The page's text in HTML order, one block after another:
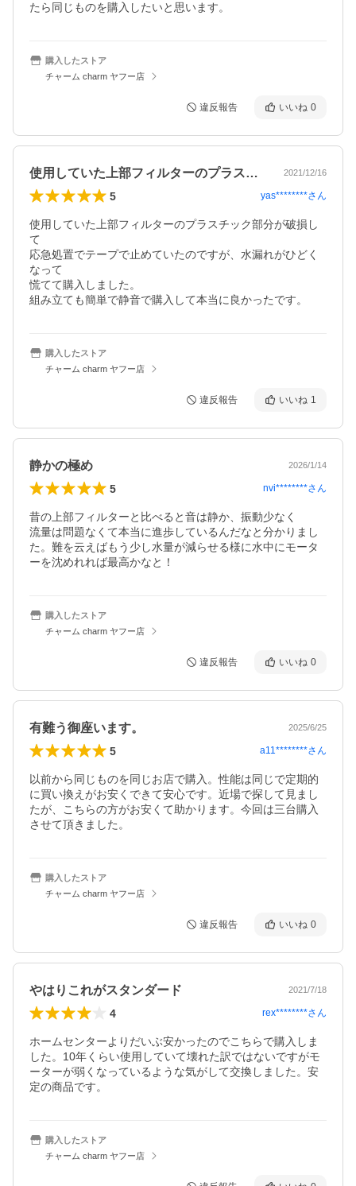
たら同じものを購入したいと思います。
購入したストア
チャーム charm ヤフー店
違反報告 いいね 0
使用していた上部フィルターのプラスチッ… 2021/12/16
5 yas********さん
使用していた上部フィルターのプラスチック部分が破損し
て
応急処置でテープで止めていたのですが、水漏れがひどく
なって
慌てて購入しました。
組み立ても簡単で静音で購入して本当に良かったです。
購入したストア
チャーム charm ヤフー店
違反報告 いいね 1
静かの極め 2026/1/14
5 nvi********さん
昔の上部フィルターと比べると音は静か、振動少なく
流量は問題なくて本当に進歩しているんだなと分かりまし
た。難を云えばもう少し水量が減らせる様に水中にモータ
購入したストア
チャーム charm ヤフー店
違反報告 いいね 0
有難う御座います。 2025/6/25
5 a11********さん
以前から同じものを同じお店で購入。性能は同じで定期的
に買い換えがお安くできて安心です。近場で探して見まし
たが、こちらの方がお安くて助かります。今回は三台購入
させて頂きました。
購入したストア
チャーム charm ヤフー店
違反報告 いいね 0
やはりこれがスタンダード 2021/7/18
4 rex********さん
ホームセンターよりだいぶ安かったのでこちらで購入しま
した。10年くらい使用していて壊れた訳ではないですがモ
ーターが弱くなっているような気がして交換しました。安
定の商品です。
購入したストア
チャーム charm ヤフー店